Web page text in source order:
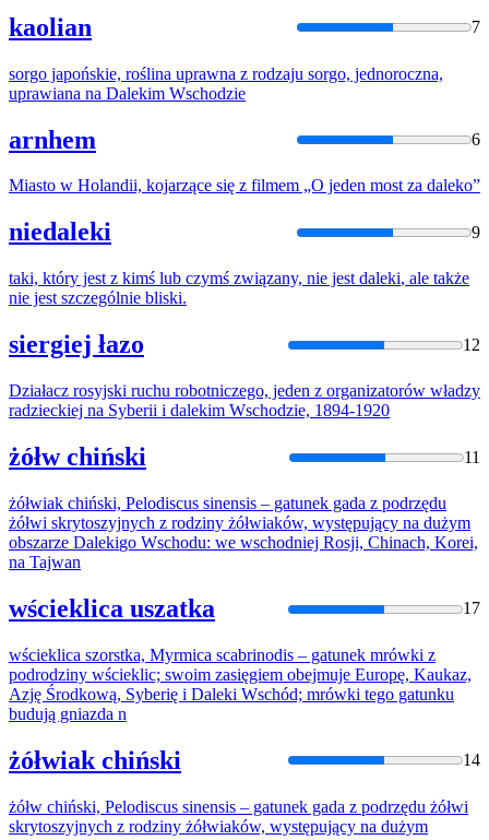
kaolian 7
sorgo japońskie, roślina uprawna z rodzaju sorgo, jednoroczna,
uprawiana na Dalekim Wschodzie
arnhem 6
Miasto w Holandii, kojarzące się z filmem „O jeden most za daleko”
niedaleki 9
taki, który jest z kimś lub czymś związany, nie jest daleki, ale także
nie jest szczególnie bliski.
siergiej łazo 12
Działacz rosyjski ruchu robotniczego, jeden z organizatorów władzy
radzieckiej na Syberii i dalekim Wschodzie, 1894-1920
żółw chiński 11
żółwiak chiński, Pelodiscus sinensis – gatunek gada z podrzędu
żółwi skrytoszyjnych z rodziny żółwiaków, występujący na dużym
obszarze Dalekigo Wschodu: we wschodniej Rosji, Chinach, Korei,
na Tajwan
wścieklica uszatka 17
wścieklica szorstka, Myrmica scabrinodis – gatunek mrówki z
podrodziny wścieklic; swoim zasięgiem obejmuje Europę, Kaukaz,
Azję Środkową, Syberię i Daleki Wschód; mrówki tego gatunku
budują gniazda n
żółwiak chiński 14
żółw chiński, Pelodiscus sinensis – gatunek gada z podrzędu żółwi
skrytoszyjnych z rodziny żółwiaków, występujący na dużym